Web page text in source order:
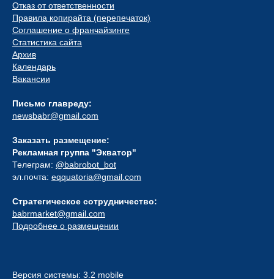
Отказ от ответственности
Правила копирайта (перепечаток)
Соглашение о франчайзинге
Статистика сайта
Архив
Календарь
Вакансии
Письмо главреду:
newsbabr@gmail.com
Заказать размещение:
Рекламная группа "Экватор"
Телеграм: @babrobot_bot
эл.почта: eqquatoria@gmail.com
Стратегическое сотрудничество:
babrmarket@gmail.com
Подробнее о размещении
Версия системы: 3.2 mobile